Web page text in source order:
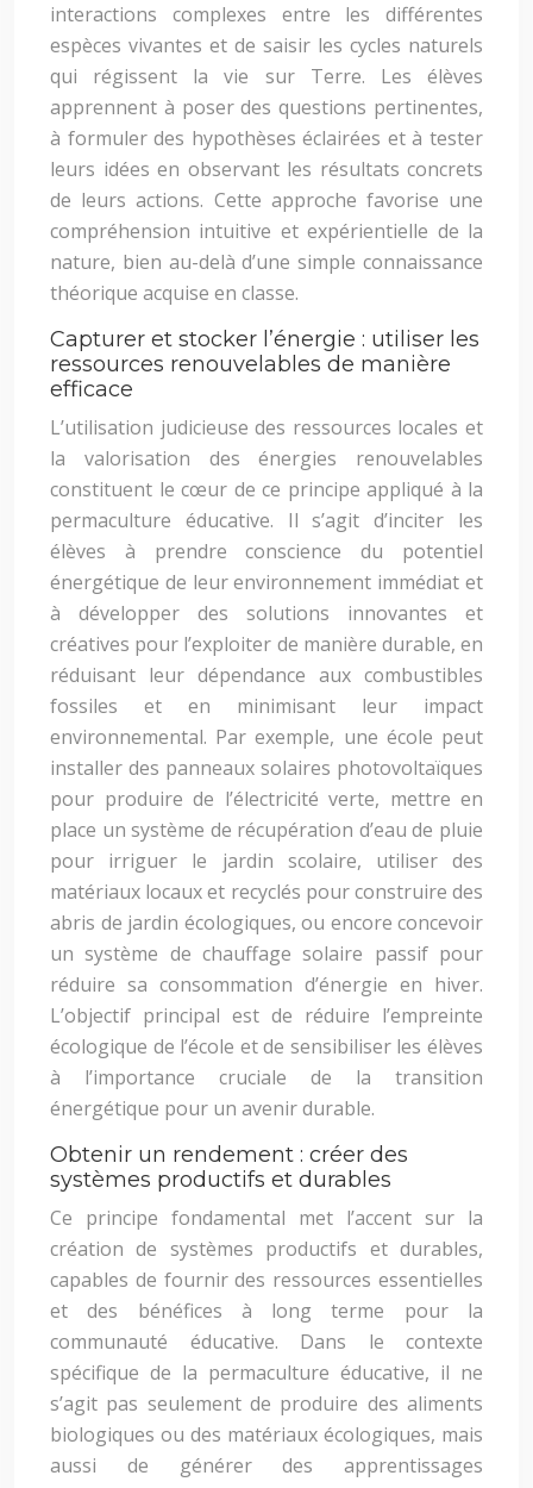
interactions complexes entre les différentes
espèces vivantes et de saisir les cycles naturels
qui régissent la vie sur Terre. Les élèves
apprennent à poser des questions pertinentes,
à formuler des hypothèses éclairées et à tester
leurs idées en observant les résultats concrets
de leurs actions. Cette approche favorise une
compréhension intuitive et expérientielle de la
nature, bien au-delà d’une simple connaissance
théorique acquise en classe.
Capturer et stocker l’énergie : utiliser les
ressources renouvelables de manière
efficace
L’utilisation judicieuse des ressources locales et
la valorisation des énergies renouvelables
constituent le cœur de ce principe appliqué à la
permaculture éducative. Il s’agit d’inciter les
élèves à prendre conscience du potentiel
énergétique de leur environnement immédiat et
à développer des solutions innovantes et
créatives pour l’exploiter de manière durable, en
réduisant leur dépendance aux combustibles
fossiles et en minimisant leur impact
environnemental. Par exemple, une école peut
installer des panneaux solaires photovoltaïques
pour produire de l’électricité verte, mettre en
place un système de récupération d’eau de pluie
pour irriguer le jardin scolaire, utiliser des
matériaux locaux et recyclés pour construire des
abris de jardin écologiques, ou encore concevoir
un système de chauffage solaire passif pour
réduire sa consommation d’énergie en hiver.
L’objectif principal est de réduire l’empreinte
écologique de l’école et de sensibiliser les élèves
à l’importance cruciale de la transition
énergétique pour un avenir durable.
Obtenir un rendement : créer des
systèmes productifs et durables
Ce principe fondamental met l’accent sur la
création de systèmes productifs et durables,
capables de fournir des ressources essentielles
et des bénéfices à long terme pour la
communauté éducative. Dans le contexte
spécifique de la permaculture éducative, il ne
s’agit pas seulement de produire des aliments
biologiques ou des matériaux écologiques, mais
aussi de générer des apprentissages